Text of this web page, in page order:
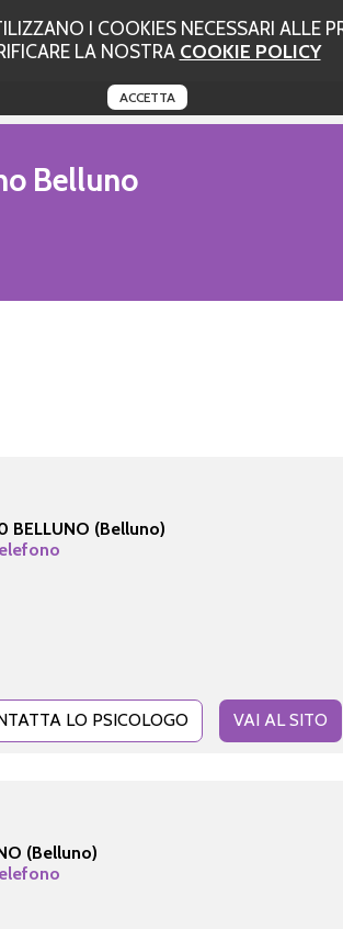
I COOKIES NECESSARI ALLE
LA NOSTRA COOKIE POLICY
ACCETTA
Belluno
BELLUNO (Belluno)
LO PSICOLOGO VAI AL SITO
(Belluno)